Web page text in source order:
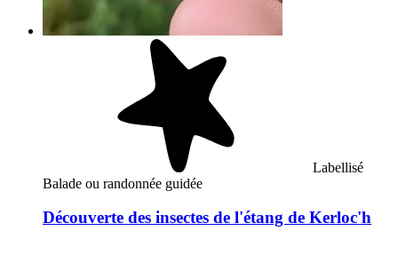
Labellisé
Balade ou randonnée guidée
Découverte des insectes de l'étang de Kerloc'h